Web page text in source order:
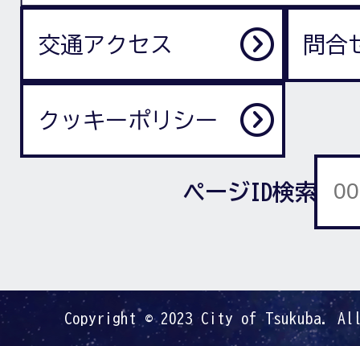
交通アクセス 問合
クッキーポリシー
ページID検索
Copyright © 2023 City of Tsukuba.